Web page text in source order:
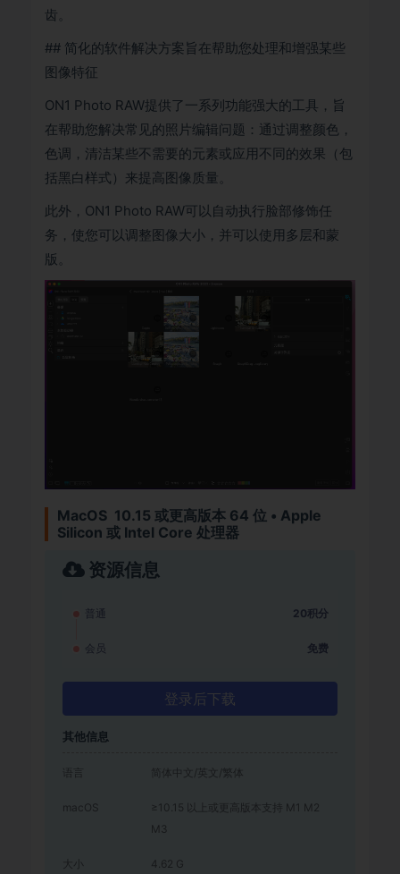
齿。
## 简化的软件解决方案旨在帮助您处理和增强某些
图像特征
ON1 Photo RAW提供了一系列功能强大的工具，旨
在帮助您解决常见的照片编辑问题：通过调整颜色，
色调，清洁某些不需要的元素或应用不同的效果（包
括黑白样式）来提高图像质量。
此外，ON1 Photo RAW可以自动执行脸部修饰任
务，使您可以调整图像大小，并可以使用多层和蒙
版。
MacOS 10.15 或更高版本 64 位 • Apple
Silicon 或 Intel Core 处理器
资源信息
普通 20积分
会员 免费
登录后下载
其他信息
语言 简体中文/英文/繁体
macOS
≥10.15 以上或更高版本支持 M1 M2
M3
大小 4.62 G